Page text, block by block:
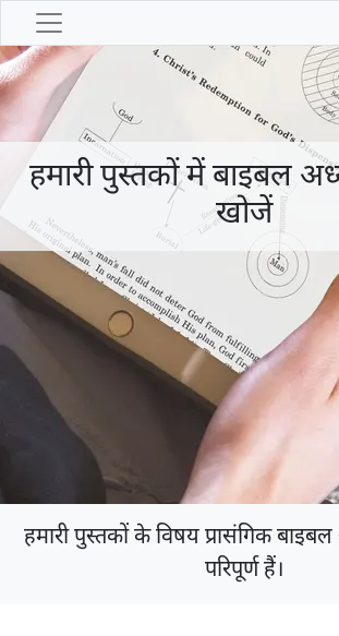
हमारी पुस्तकों में बाइबल
खोजें
हमारी पुस्तकों के विषय प्रासंगिक
परिपूर्ण हैं।